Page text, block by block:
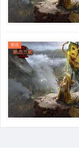
资讯